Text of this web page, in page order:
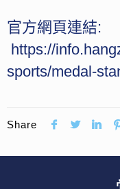
官方網頁連結:
https://
sports/medal-
Share